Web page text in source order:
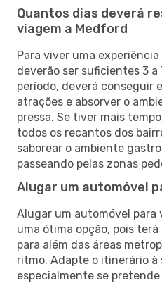
Quantos dias deverá
viagem a Medford
Para viver uma
deverão ser suficientes 3 a
período, deverá conseguir
atrações e absorver o
pressa. Se tiver mais
todos os recantos dos
saborear o ambiente
passeando pelas zonas
Alugar um automóvel
Alugar um automóvel para
uma ótima opção, pois
para além das áreas
ritmo. Adapte o itinerário à
especialmente se